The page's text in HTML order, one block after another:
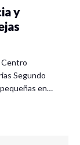
y
Centro
Segundo
en…